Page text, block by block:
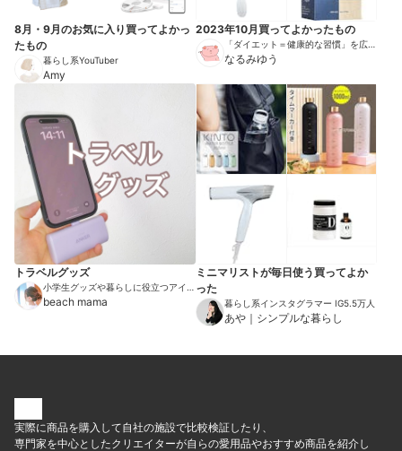
8月・9月のお気に入り買ってよかっ
たもの
暮らし系YouTuber
Amy
2023年10月買ってよかったもの
「ダイエット＝健康的な習慣」を広め
る伝道師
なるみゆう
トラベルグッズ
小学生グッズや暮らしに役立つアイテ
ムを紹介
beach mama
ミニマリストが毎日使う買ってよか
った
暮らし系インスタグラマー IG5.5万人
あや｜シンプルな暮らし
実際に商品を購入して自社の施設で比較検証したり、
専門家を中心としたクリエイターが自らの愛用品やおすすめ商品を紹介し